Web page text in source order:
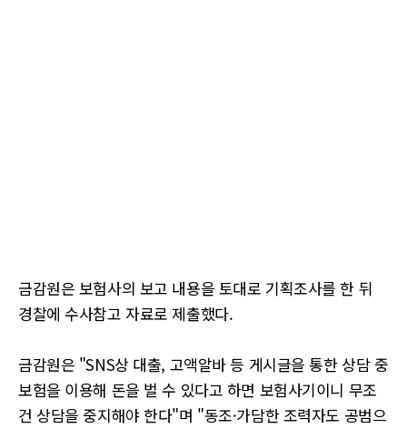
금감원은 보험사의 보고 내용을 토대로 기획조사를 한 뒤
경찰에 수사참고 자료로 제출했다.
금감원은 "SNS상 대출, 고액알바 등 게시글을 통한 상담 중
보험을 이용해 돈을 벌 수 있다고 하면 보험사기이니 무조
건 상담을 중지해야 한다"며 "동조·가담한 조력자도 공범으